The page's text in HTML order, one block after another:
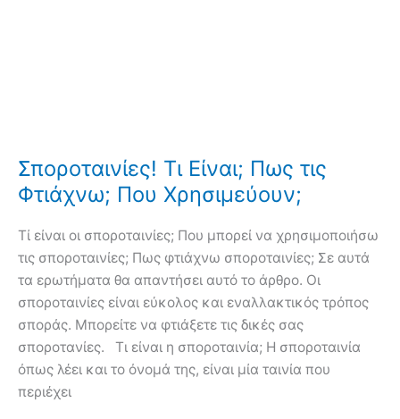
Σποροταινίες! Τι Είναι; Πως τις
Φτιάχνω; Που Χρησιμεύουν;
Τί είναι οι σποροταινίες; Που μπορεί να χρησιμοποιήσω
τις σποροταινίες; Πως φτιάχνω σποροταινίες; Σε αυτά
τα ερωτήματα θα απαντήσει αυτό το άρθρο. Οι
σποροταινίες είναι εύκολος και εναλλακτικός τρόπος
σποράς. Μπορείτε να φτιάξετε τις δικές σας
σποροτανίες. Τι είναι η σποροταινία; Η σποροταινία
όπως λέει και το όνομά της, είναι μία ταινία που
περιέχει